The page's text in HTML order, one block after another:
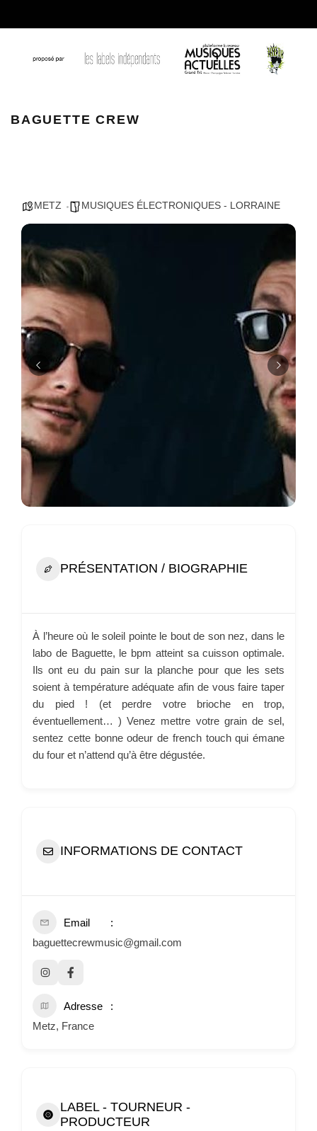
BAGUETTE CREW
METZ MUSIQUES ÉLECTRONIQUES - LORRAINE
PRÉSENTATION / BIOGRAPHIE
À l’heure où le soleil pointe le bout de son nez, dans le
labo de Baguette, le bpm atteint sa cuisson optimale.
Ils ont eu du pain sur la planche pour que les sets
soient à température adéquate afin de vous faire taper
du pied ! (et perdre votre brioche en trop,
éventuellement… ) Venez mettre votre grain de sel,
sentez cette bonne odeur de french touch qui émane
du four et n’attend qu’à être dégustée.
INFORMATIONS DE CONTACT
Email
baguettecrewmusic@gmail.com
Adresse
Metz, France
LABEL - TOURNEUR -
PRODUCTEUR